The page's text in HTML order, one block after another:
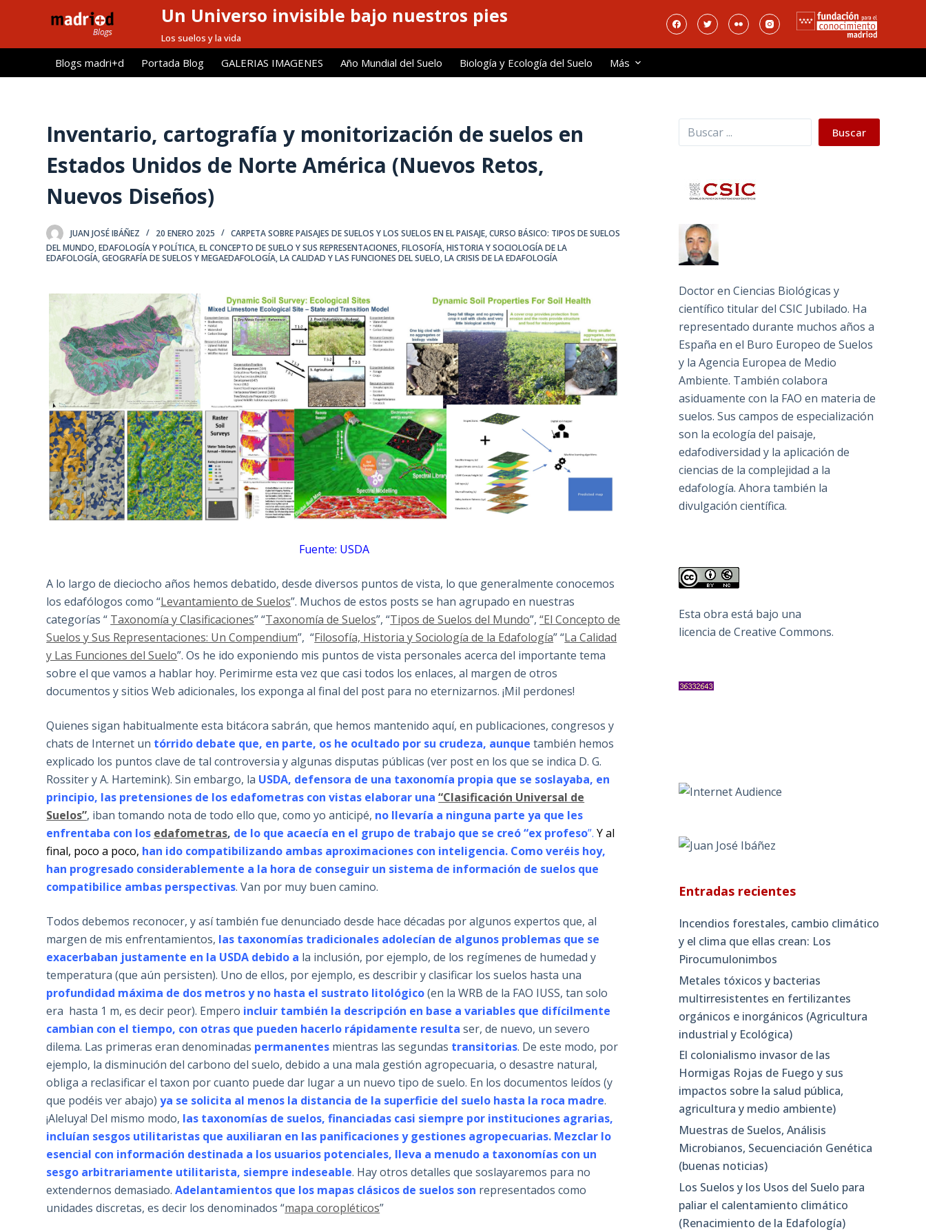
l
Un Universo invisible bajo nuestros pies
Los suelos y la vida
Blogs madri+d Portada Blog GALERIAS IMAGENES Año Mundial del Suelo Biología y Ecología del Suelo Más
Inventario, cartografía y monitorización de suelos en
Estados Unidos de Norte América (Nuevos Retos,
Nuevos Diseños)
JUAN JOSÉ IBÁÑEZ 20 ENERO 2025 CARPETA SOBRE PAISAJES DE SUELOS Y LOS SUELOS EN EL PAISAJE,CURSO BÁSICO: TIPOS DE SUELOS
DEL MUNDO,EDAFOLOGÍA Y POLÍTICA,EL CONCEPTO DE SUELO Y SUS REPRESENTACIONES,FILOSOFÍA, HISTORIA Y SOCIOLOGÍA DE LA
EDAFOLOGÍA,GEOGRAFÍA DE SUELOS Y MEGAEDAFOLOGÍA,LA CALIDAD Y LAS FUNCIONES DEL SUELO,LA CRISIS DE LA EDAFOLOGÍA
Fuente: USDA
A lo largo de dieciocho años hemos debatido, desde diversos puntos de vista, lo que generalmente conocemos
los edafólogos como “Levantamiento de Suelos”. Muchos de estos posts se han agrupado en nuestras
categorías “ Taxonomía y Clasificaciones” “Taxonomía de Suelos”, “Tipos de Suelos del Mundo”,“El Concepto de
Suelos y Sus Representaciones: Un Compendium”, “Filosofía, Historia y Sociología de la Edafología” “La Calidad
y Las Funciones del Suelo”. Os he ido exponiendo mis puntos de vista personales acerca del importante tema
sobre el que vamos a hablar hoy. Perimirme esta vez que casi todos los enlaces, al margen de otros
documentos y sitios Web adicionales, los exponga al final del post para no eternizarnos. ¡Mil perdones!
Quienes sigan habitualmente esta bitácora sabrán, que hemos mantenido aquí, en publicaciones, congresos y
chats de Internet un tórrido debate que, en parte, os he ocultado por su crudeza, aunque también hemos
explicado los puntos clave de tal controversia y algunas disputas públicas (ver post en los que se indica D. G.
Rossiter y A. Hartemink). Sin embargo, la USDA, defensora de una taxonomía propia que se soslayaba, en
principio, las pretensiones de los edafometras con vistas elaborar una “Clasificación Universal de
Suelos”, iban tomando nota de todo ello que, como yo anticipé, no llevaría a ninguna parte ya que les
enfrentaba con los edafometras, de lo que acaecía en el grupo de trabajo que se creó “ex profeso”.Y al
final, poco a poco, han ido compatibilizando ambas aproximaciones con inteligencia. Como veréis hoy,
han progresado considerablemente a la hora de conseguir un sistema de información de suelos que
compatibilice ambas perspectivas. Van por muy buen camino.
Todos debemos reconocer, y así también fue denunciado desde hace décadas por algunos expertos que, al
margen de mis enfrentamientos, las taxonomías tradicionales adolecían de algunos problemas que se
exacerbaban justamente en la USDA debido a la inclusión, por ejemplo, de los regímenes de humedad y
temperatura (que aún persisten). Uno de ellos, por ejemplo, es describir y clasificar los suelos hasta una
profundidad máxima de dos metros y no hasta el sustrato litológico(en la WRB de la FAO IUSS, tan solo
era hasta 1 m, es decir peor). Empero incluir también la descripción en base a variables que difícilmente
cambian con el tiempo, con otras que pueden hacerlo rápidamente resultaser, de nuevo, un severo
dilema. Las primeras eran denominadas permanentes mientras las segundas transitorias. De este modo, por
ejemplo, la disminución del carbono del suelo, debido a una mala gestión agropecuaria, o desastre natural,
obliga a reclasificar el taxon por cuanto puede dar lugar a un nuevo tipo de suelo. En los documentos leídos (y
que podéis ver abajo)ya se solicita al menos la distancia de la superficie del suelo hasta la roca madre.
¡Aleluya! Del mismo modo, las taxonomías de suelos, financiadas casi siempre por instituciones agrarias,
incluían sesgos utilitaristas que auxiliaran en las panificaciones y gestiones agropecuarias. Mezclar lo
esencial con información destinada a los usuarios potenciales, lleva a menudo a taxonomías con un
sesgo arbitrariamente utilitarista, siempre indeseable. Hay otros detalles que soslayaremos para no
extendernos demasiado.Adelantamientos que los mapas clásicos de suelos son representados como
unidades discretas, es decir los denominados “mapa coropléticos”
Buscar Buscar
Doctor en Ciencias Biológicas y
científico titular del CSIC Jubilado. Ha
representado durante muchos años a
España en el Buro Europeo de Suelos
y la Agencia Europea de Medio
Ambiente. También colabora
asiduamente con la FAO en materia de
suelos. Sus campos de especialización
son la ecología del paisaje,
edafodiversidad y la aplicación de
ciencias de la complejidad a la
edafología. Ahora también la
divulgación científica.
Esta obra está bajo una
licencia de Creative Commons.
Entradas recientes
Incendios forestales, cambio climático
y el clima que ellas crean: Los
Pirocumulonimbos
Metales tóxicos y bacterias
multirresistentes en fertilizantes
orgánicos e inorgánicos (Agricultura
industrial y Ecológica)
El colonialismo invasor de las
Hormigas Rojas de Fuego y sus
impactos sobre la salud pública,
agricultura y medio ambiente)
Muestras de Suelos, Análisis
Microbianos, Secuenciación Genética
(buenas noticias)
Los Suelos y los Usos del Suelo para
paliar el calentamiento climático
(Renacimiento de la Edafología)